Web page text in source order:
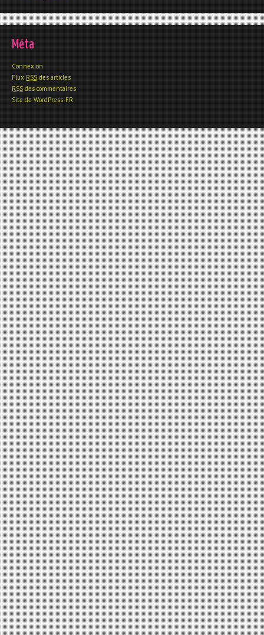
Méta
Connexion
Flux RSS des articles
RSS des commentaires
Site de WordPress-FR